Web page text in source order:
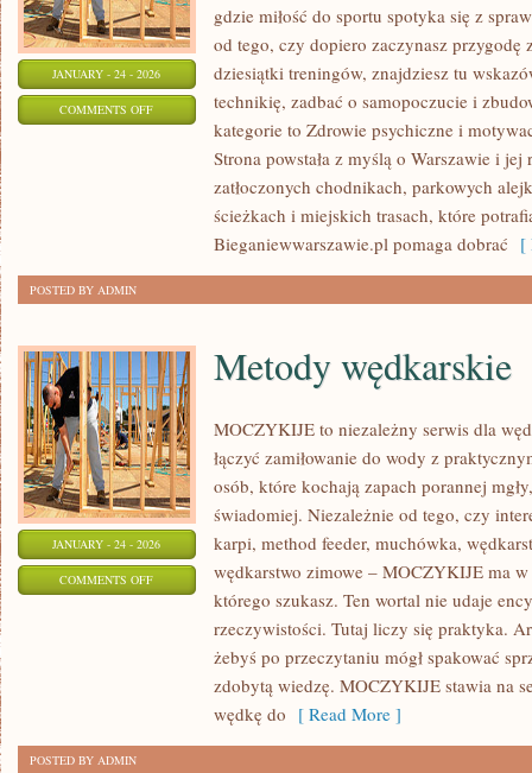
JANUARY - 24 - 2026
COMMENTS OFFON
WYTRZYMAŁOŚCIOWE
gdzie miłość do sportu spotyka się z
od tego, czy dopiero zaczynasz przygodę
dziesiątki treningów, znajdziesz tu
technikię, zadbać o samopoczucie i
kategorie to Zdrowie psychiczne i
Strona powstała z myślą o Warszawie i
zatłoczonych chodnikach, parkowych
ścieżkach i miejskich trasach, które
Bieganiewwarszawie.pl pomaga dobrać [
POSTED BY ADMIN
JANUARY - 24 - 2026
COMMENTS OFFON
WĘDKARSKIE
Metody wędkarskie
MOCZYKIJE to niezależny serwis dla
łączyć zamiłowanie do wody z
osób, które kochają zapach porannej
świadomiej. Niezależnie od tego, czy
karpi, method feeder, muchówka,
wędkarstwo zimowe – MOCZYKIJE ma
którego szukasz. Ten wortal nie udaje
rzeczywistości. Tutaj liczy się praktyka.
żebyś po przeczytaniu mógł spakować
zdobytą wiedzę. MOCZYKIJE stawia na
wędkę do [ Read More ]
POSTED BY ADMIN